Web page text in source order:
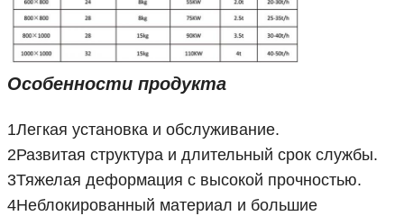
Особенности продукта
1Легкая установка и обслуживание.
2Развитая структура и длительный срок службы.
3Тяжелая деформация с высокой прочностью.
4Неблокированный материал и большие